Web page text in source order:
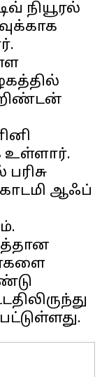
நியூரல்
ஹிண்டன்
உள்ளார்.
ஆஃப்